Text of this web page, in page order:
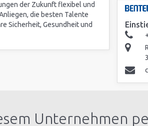
der Zukunft flexibel und
die besten Talente
Sicherheit, Gesundheit und
Unternehmen